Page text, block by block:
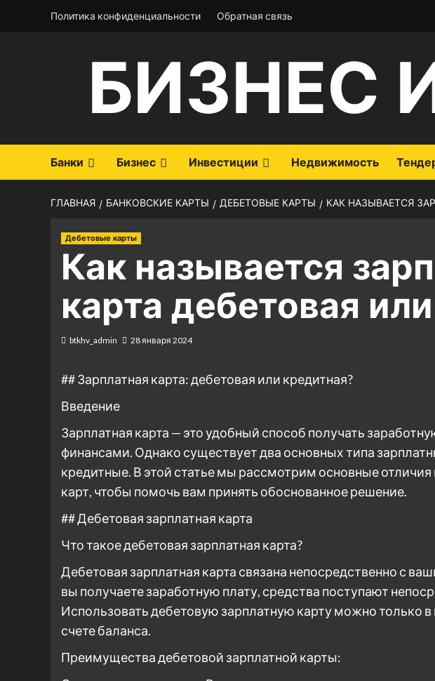
Политика конфиденциальности Обратная связь
БИЗНЕС
Банки Бизнес Инвестиции Недвижимость
ГЛАВНАЯ БАНКОВСКИЕ КАРТЫ ДЕБЕТОВЫЕ КАРТЫ КАК НАЗЫВАЕТСЯ
Дебетовые карты
Как называется
карта дебетовая или
btkhv_admin 28 января 2024
## Зарплатная карта: дебетовая или кредитная?
Введение
Зарплатная карта — это удобный способ получать
финансами. Однако существует два основных типа
кредитные. В этой статье мы рассмотрим основные
карт, чтобы помочь вам принять обоснованное решение.
## Дебетовая зарплатная карта
Что такое дебетовая зарплатная карта?
Дебетовая зарплатная карта связана непосредственно с
вы получаете заработную плату, средства поступают
Использовать дебетовую зарплатную карту можно только
счете баланса.
Преимущества дебетовой зарплатной карты: